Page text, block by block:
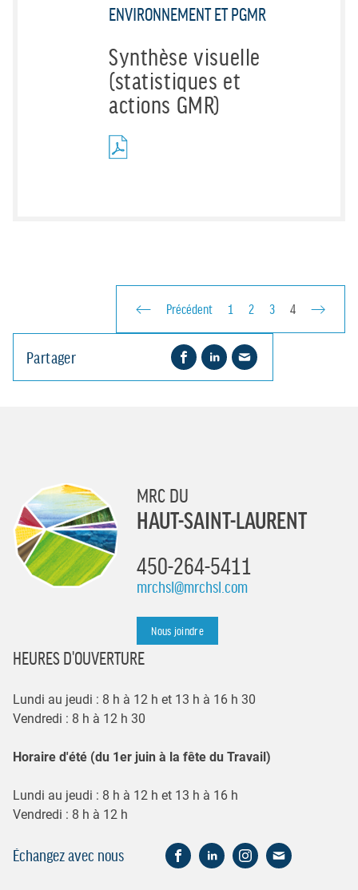
ENVIRONNEMENT ET PGMR
Synthèse visuelle
(statistiques et
actions GMR)
Précédent 1 2 3 4
Partager
MRC DU
HAUT-SAINT-LAURENT
450-264-5411
mrchsl@mrchsl.com
Nous joindre
HEURES D'OUVERTURE
Lundi au jeudi : 8 h à 12 h et 13 h à 16 h 30
Vendredi : 8 h à 12 h 30
Horaire d'été (du 1er juin à la fête du Travail)
Lundi au jeudi : 8 h à 12 h et 13 h à 16 h
Vendredi : 8 h à 12 h
Échangez avec nous